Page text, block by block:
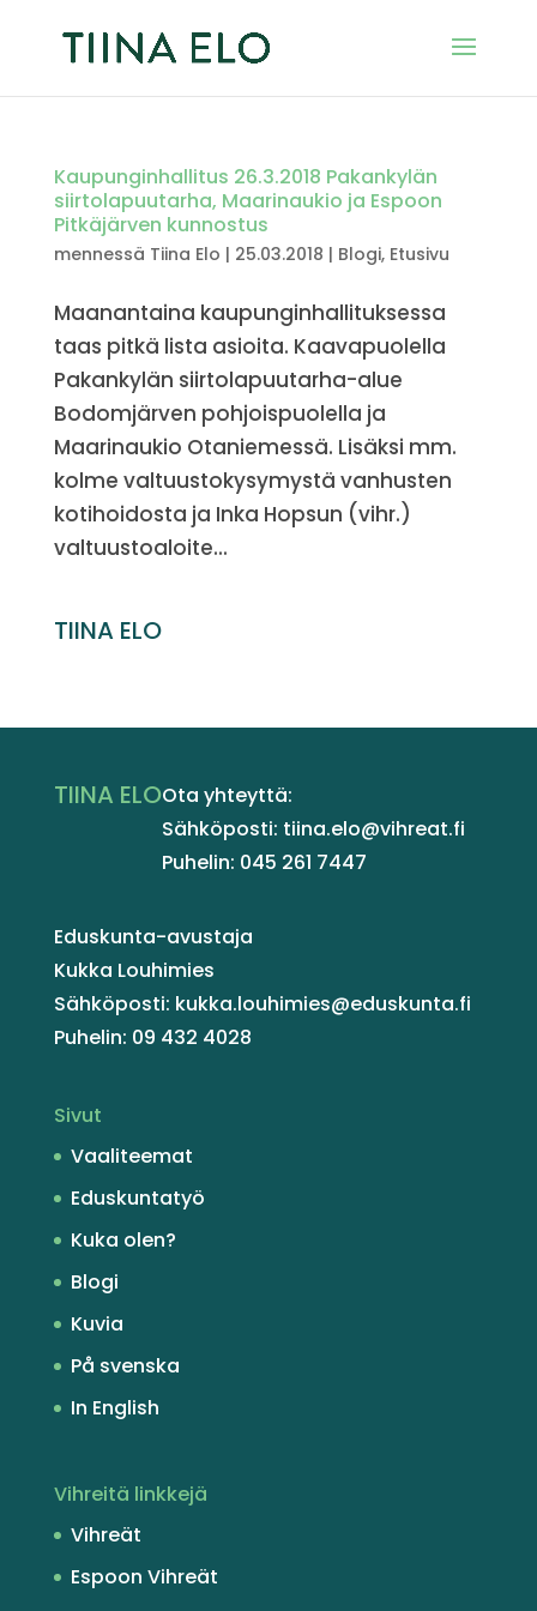
Kaupunginhallitus 26.3.2018 Pakankylän
siirtolapuutarha, Maarinaukio ja Espoon
Pitkäjärven kunnostus
mennessä Tiina Elo | 25.03.2018 | Blogi, Etusivu
Maanantaina kaupunginhallituksessa
taas pitkä lista asioita. Kaavapuolella
Pakankylän siirtolapuutarha-alue
Bodomjärven pohjoispuolella ja
Maarinaukio Otaniemessä. Lisäksi mm.
kolme valtuustokysymystä vanhusten
kotihoidosta ja Inka Hopsun (vihr.)
valtuustoaloite...
TIINA ELO
TIINA ELOOta yhteyttä:
Sähköposti: tiina.elo@vihreat.fi
Puhelin: 045 261 7447
Eduskunta-avustaja
Kukka Louhimies
Sähköposti: kukka.louhimies@eduskunta.fi
Puhelin: 09 432 4028
Sivut
Vaaliteemat
Eduskuntatyö
Kuka olen?
Blogi
Kuvia
På svenska
In English
Vihreitä linkkejä
Vihreät
Espoon Vihreät